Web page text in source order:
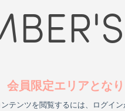
会員限定エリアとな
テンツを閲覧するには、ログイン